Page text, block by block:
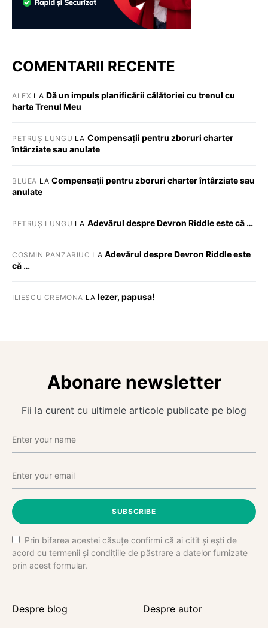
COMENTARII RECENTE
ALEX LA Dă un impuls planificării călătoriei cu trenul cu
harta Trenul Meu
PETRUȘ LUNGU LA Compensații pentru zboruri charter
întârziate sau anulate
BLUEA LACompensații pentru zboruri charter întârziate sau
anulate
PETRUȘ LUNGU LA Adevărul despre Devron Riddle este că …
COSMIN PANZARIUC LA Adevărul despre Devron Riddle este
că …
ILIESCU CREMONA LA Iezer, papusa!
Abonare newsletter
Fii la curent cu ultimele articole publicate pe blog
SUBSCRIBE
Prin bifarea acestei căsuțe confirmi că ai citit și ești de
acord cu termenii și condițiile de păstrare a datelor furnizate
prin acest formular.
Despre blog Despre autor